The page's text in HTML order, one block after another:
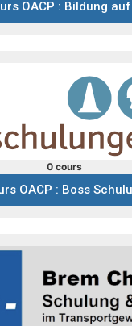
OACP : Bildung
0 cours
OACP : Boss